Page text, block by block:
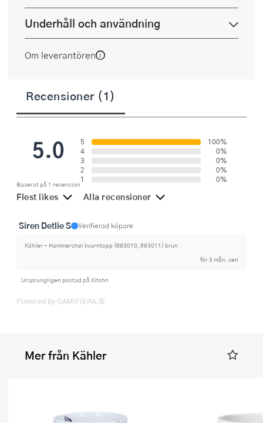
Underhåll och användning
Om leverantören
Recensioner (1)
5.0
Baserat på 1 recension
5
100%
4
0%
3
0%
2
0%
1
0%
Flest likes Alla recensioner
Siren Detlie S Verifierad köpare
Kähler - Hammershøi kvarntopp (693010, 693011) brun
för 3 mån. sen
Ursprungligen postad på Kitchn
Powered by GAMIFIERA.®
Mer från Kähler